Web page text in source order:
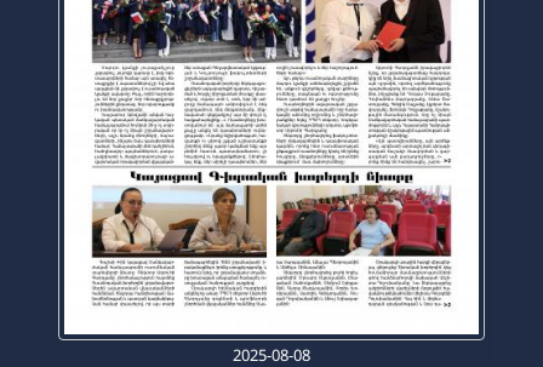
2025-08-08